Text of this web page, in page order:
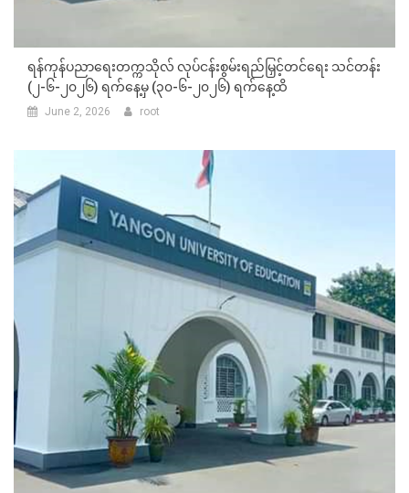
ရန်ကုန်ပညာရေးတက္ကသိုလ် လုပ်ငန်းစွမ်းရည်မြှင့်တင်ရေး သင်တန်း
(၂-၆-၂၀၂၆) ရက်နေ့မှ (၃၀-၆-၂၀၂၆) ရက်နေ့ထိ
June 2, 2026 root